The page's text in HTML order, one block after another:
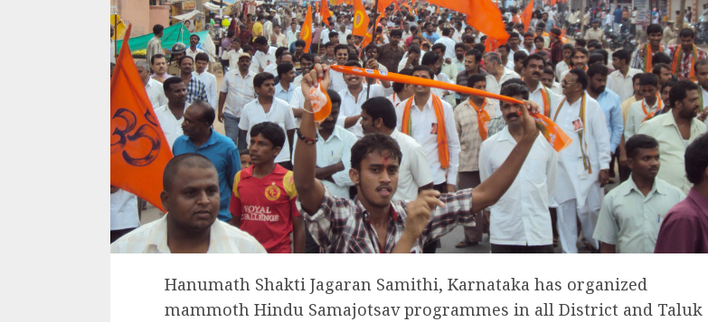
Hanumath Shakti Jagaran Samithi, Karnataka has organized
mammoth Hindu Samajotsav programmes in all District and Taluk